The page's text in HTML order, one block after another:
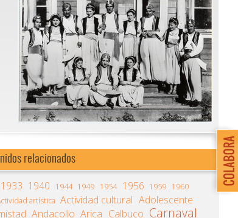
relacionados
1933 1940 1944 1949 1954 1956 1959 1960
artística Actividad cultural Adolescente
Andacollo Arica Calbuco Carnaval